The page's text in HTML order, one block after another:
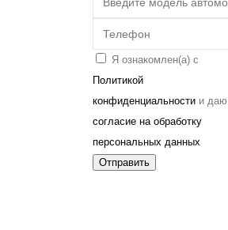
Я ознакомлен(а) с
Политикой
конфиденциальности и даю
согласие на обработку
персональных данных
Отправить